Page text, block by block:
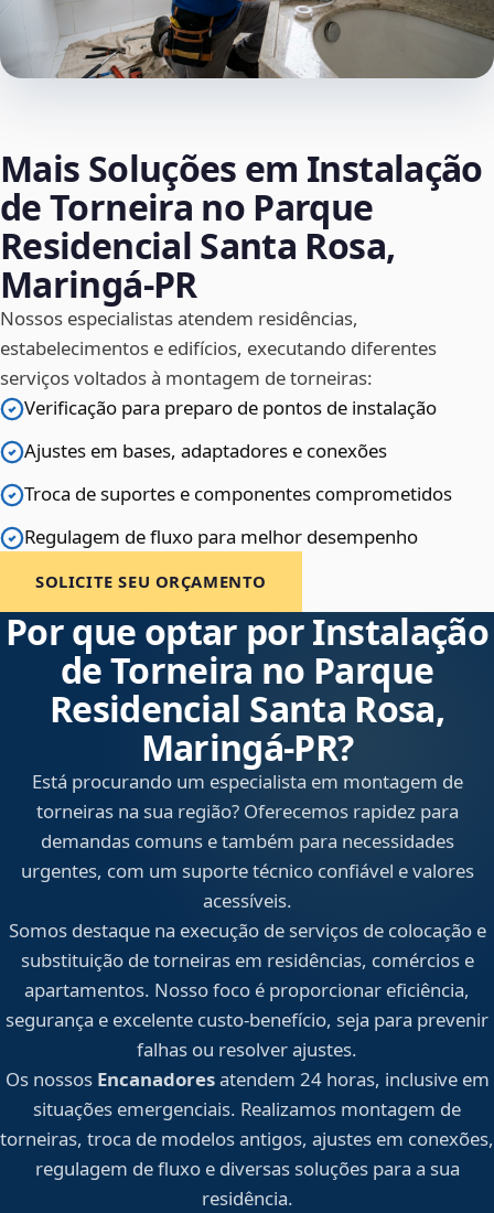
Mais Soluções em Instalação
de Torneira no Parque
Residencial Santa Rosa,
Maringá‑PR
Nossos especialistas atendem residências,
estabelecimentos e edifícios, executando diferentes
serviços voltados à montagem de torneiras:
Verificação para preparo de pontos de instalação
Ajustes em bases, adaptadores e conexões
Troca de suportes e componentes comprometidos
Regulagem de fluxo para melhor desempenho
SOLICITE SEU ORÇAMENTO
Por que optar por Instalação
de Torneira no Parque
Residencial Santa Rosa,
Maringá‑PR?
Está procurando um especialista em montagem de
torneiras na sua região? Oferecemos rapidez para
demandas comuns e também para necessidades
urgentes, com um suporte técnico confiável e valores
acessíveis.
Somos destaque na execução de serviços de colocação e
substituição de torneiras em residências, comércios e
apartamentos. Nosso foco é proporcionar eficiência,
segurança e excelente custo-benefício, seja para prevenir
falhas ou resolver ajustes.
Os nossos Encanadoresatendem 24 horas, inclusive em
situações emergenciais. Realizamos montagem de
torneiras, troca de modelos antigos, ajustes em conexões,
regulagem de fluxo e diversas soluções para a sua
residência.